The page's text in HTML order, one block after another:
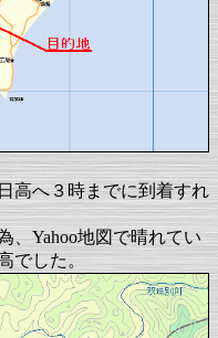
高へ３時までに到着すれ
、Yahoo地図で晴れてい
でした。